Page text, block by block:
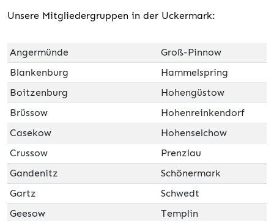
Unsere Mitgliedergruppen in der Uckermark:
Angermünde
Groß-Pinnow
Blankenburg
Hammelspring
Boitzenburg
Hohengüstow
Brüssow
Hohenreinkendorf
Casekow
Hohenselchow
Crussow
Prenzlau
Gandenitz
Schönermark
Gartz
Schwedt
Geesow
Templin